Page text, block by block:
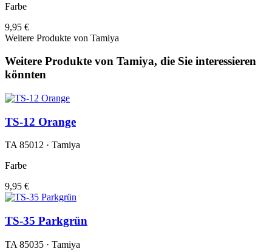
Farbe
9,95 €
Weitere Produkte von Tamiya
Weitere Produkte von Tamiya, die Sie interessieren
könnten
TS-12 Orange
TA 85012 · Tamiya
Farbe
9,95 €
TS-35 Parkgrün
TA 85035 · Tamiya